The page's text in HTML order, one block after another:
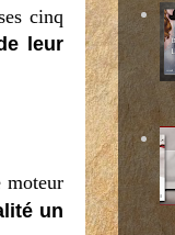
cinq
leur
moteur
un